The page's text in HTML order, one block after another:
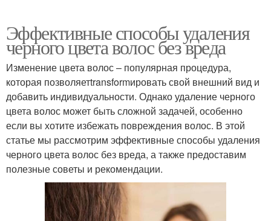
Эффективные способы удаления
черного цвета волос без вреда
Изменение цвета волос – популярная процедура,
которая позволяетtransformировать свой внешний вид и
добавить индивидуальности. Однако удаление черного
цвета волос может быть сложной задачей, особенно
если вы хотите избежать повреждения волос. В этой
статье мы рассмотрим эффективные способы удаления
черного цвета волос без вреда, а также предоставим
полезные советы и рекомендации.